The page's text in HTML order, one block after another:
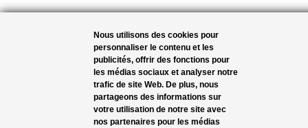
Nous utilisons des cookies pour
personnaliser le contenu et les
publicités, offrir des fonctions pour
les médias sociaux et analyser notre
trafic de site Web. De plus, nous
partageons des informations sur
votre utilisation de notre site avec
nos partenaires pour les médias